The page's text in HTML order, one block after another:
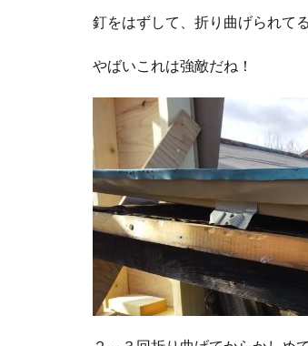
釘をはずして、折り曲げられて
やばいこれは強敵だね！